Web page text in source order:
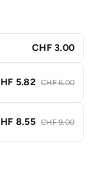
CHF 3.00
5.82 CHF 6.00
8.55 CHF 9.00